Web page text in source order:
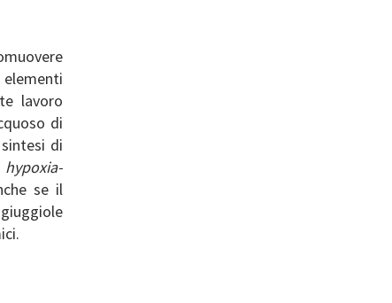
lavoro
di
di
hypoxia-
se il